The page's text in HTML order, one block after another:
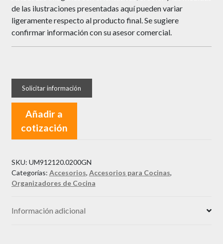
de las ilustraciones presentadas aquí pueden variar
ligeramente respecto al producto final. Se sugiere
confirmar información con su asesor comercial.
Añadir a
cotización
SKU: UM912120.0200GN
Categorías: Accesorios, Accesorios para Cocinas,
Organizadores de Cocina
Información adicional